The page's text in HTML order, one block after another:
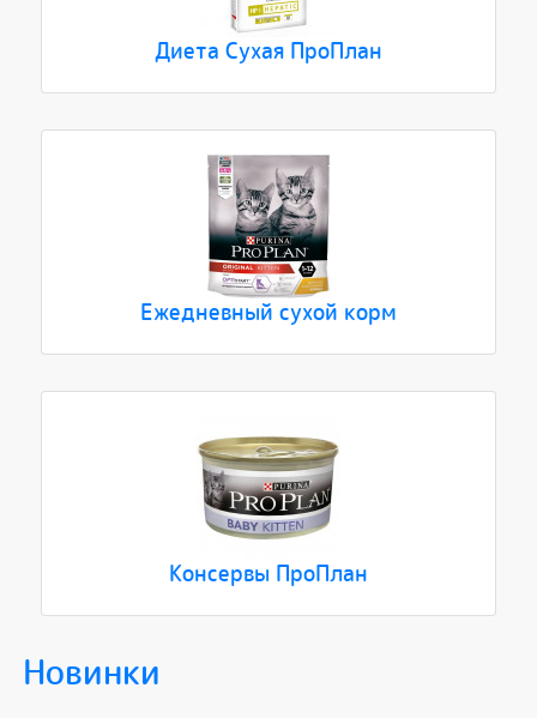
Диета Сухая ПроПлан
Ежедневный сухой корм
Консервы ПроПлан
Новинки